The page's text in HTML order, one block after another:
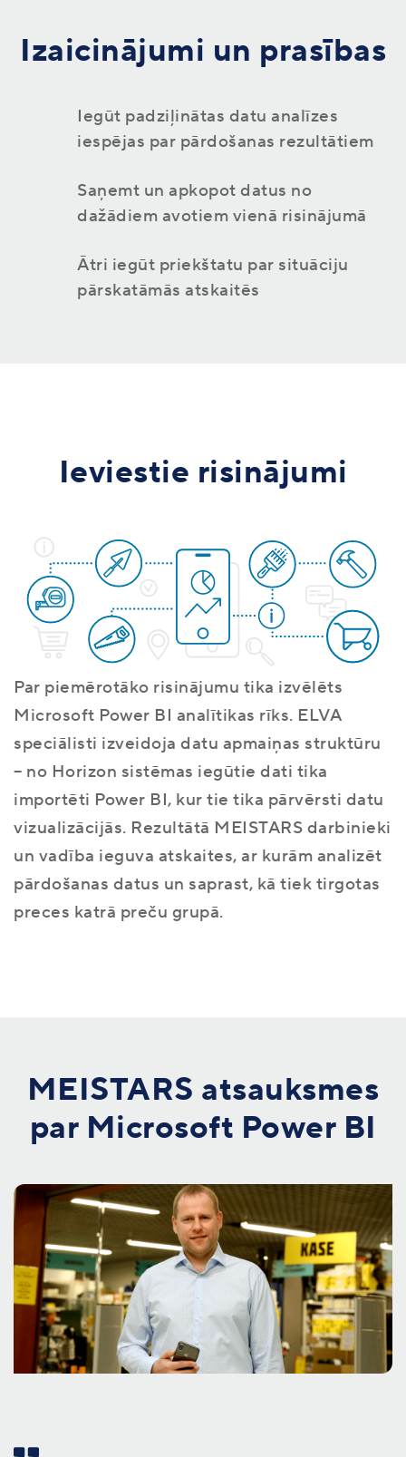
Izaicinājumi un prasības
Iegūt padziļinātas datu analīzes
iespējas par pārdošanas rezultātiem
Saņemt un apkopot datus no
dažādiem avotiem vienā risinājumā
Ātri iegūt priekštatu par situāciju
pārskatāmās atskaitēs
Ieviestie risinājumi
Par piemērotāko risinājumu tika izvēlēts
Microsoft Power BI analītikas rīks. ELVA
speciālisti izveidoja datu apmaiņas struktūru
– no Horizon sistēmas iegūtie dati tika
importēti Power BI, kur tie tika pārvērsti datu
vizualizācijās. Rezultātā MEISTARS darbinieki
un vadība ieguva atskaites, ar kurām analizēt
pārdošanas datus un saprast, kā tiek tirgotas
preces katrā preču grupā.
MEISTARS atsauksmes
par Microsoft Power BI